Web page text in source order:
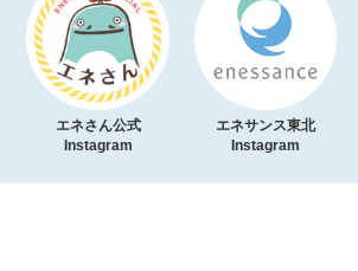
エネさん公式
Instagram
エネサンス東北
Instagram